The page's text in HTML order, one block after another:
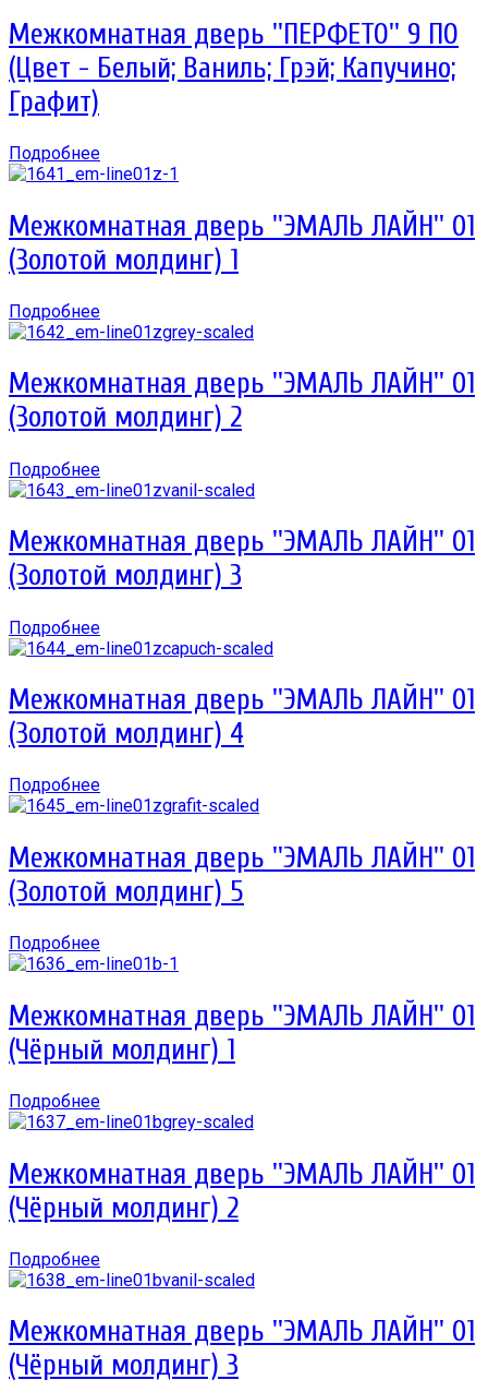
Межкомнатная дверь ''ПЕРФЕТО'' 9 ПО
(Цвет - Белый; Ваниль; Грэй; Капучино;
Графит)
Подробнее
Межкомнатная дверь ''ЭМАЛЬ ЛАЙН'' 01
(Золотой молдинг) 1
Подробнее
Межкомнатная дверь ''ЭМАЛЬ ЛАЙН'' 01
(Золотой молдинг) 2
Подробнее
Межкомнатная дверь ''ЭМАЛЬ ЛАЙН'' 01
(Золотой молдинг) 3
Подробнее
Межкомнатная дверь ''ЭМАЛЬ ЛАЙН'' 01
(Золотой молдинг) 4
Подробнее
Межкомнатная дверь ''ЭМАЛЬ ЛАЙН'' 01
(Золотой молдинг) 5
Подробнее
Межкомнатная дверь ''ЭМАЛЬ ЛАЙН'' 01
(Чёрный молдинг) 1
Подробнее
Межкомнатная дверь ''ЭМАЛЬ ЛАЙН'' 01
(Чёрный молдинг) 2
Подробнее
Межкомнатная дверь ''ЭМАЛЬ ЛАЙН'' 01
(Чёрный молдинг) 3